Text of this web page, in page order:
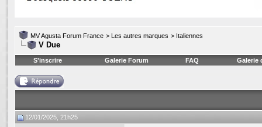
MV Agusta Forum France > Les autres marques > Italiennes
V Due
S'inscrire Galerie Forum FAQ Galerie
12/01/2025, 21h25